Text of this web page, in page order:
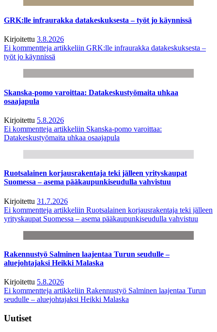
GRK:lle infraurakka datakeskuksesta – työt jo käynnissä
Kirjoitettu 3.8.2026
Ei kommentteja artikkeliin GRK:lle infraurakka datakeskuksesta –
työt jo käynnissä
Skanska-pomo varoittaa: Datakeskustyömaita uhkaa
osaajapula
Kirjoitettu 5.8.2026
Ei kommentteja artikkeliin Skanska-pomo varoittaa:
Datakeskustyömaita uhkaa osaajapula
Ruotsalainen korjausrakentaja teki jälleen yrityskaupat
Suomessa – asema pääkaupunkiseudulla vahvistuu
Kirjoitettu 31.7.2026
Ei kommentteja artikkeliin Ruotsalainen korjausrakentaja teki jälleen
yrityskaupat Suomessa – asema pääkaupunkiseudulla vahvistuu
Rakennustyö Salminen laajentaa Turun seudulle –
aluejohtajaksi Heikki Malaska
Kirjoitettu 5.8.2026
Ei kommentteja artikkeliin Rakennustyö Salminen laajentaa Turun
seudulle – aluejohtajaksi Heikki Malaska
Uutiset